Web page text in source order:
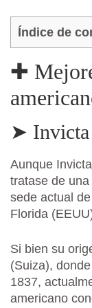
Índice de
✚
➤ Invicta
Aunque
tratase de
sede actual
Florida
Si bien su
(Suiza),
1837,
americano